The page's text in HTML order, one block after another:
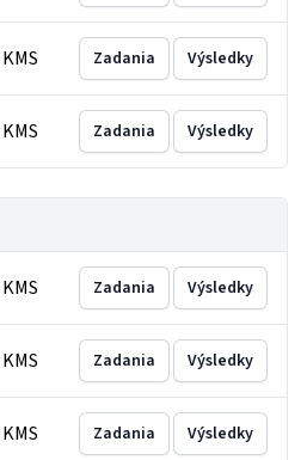
Zadania Výsledky
Zadania Výsledky
Zadania Výsledky
Zadania Výsledky
Zadania Výsledky